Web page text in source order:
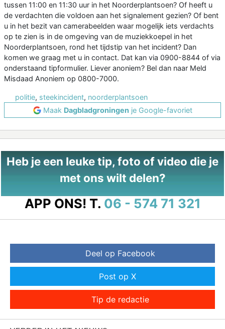
tussen 11:00 en 11:30 uur in het Noorderplantsoen? Of heeft u
de verdachten die voldoen aan het signalement gezien? Of bent
u in het bezit van camerabeelden waar mogelijk iets verdachts
op te zien is in de omgeving van de muziekkoepel in het
Noorderplantsoen, rond het tijdstip van het incident? Dan
komen we graag met u in contact. Dat kan via 0900-8844 of via
onderstaand tipformulier. Liever anoniem? Bel dan naar Meld
Misdaad Anoniem op 0800-7000.
politie, steekincident, noorderplantsoen
Maak Dagbladgroningen je Google-favoriet
Heb je een leuke tip, foto of video die je
met ons wilt delen?
APP ONS! T. 06 - 574 71 321
Deel op Facebook
Post op X
Tip de redactie